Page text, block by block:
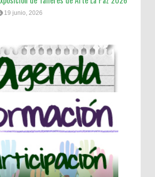
19 junio, 2026